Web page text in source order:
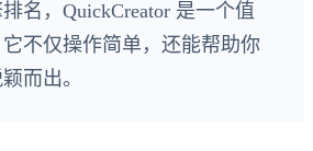
名，QuickCreator 是一个值
不仅操作简单，还能帮助你
而出。